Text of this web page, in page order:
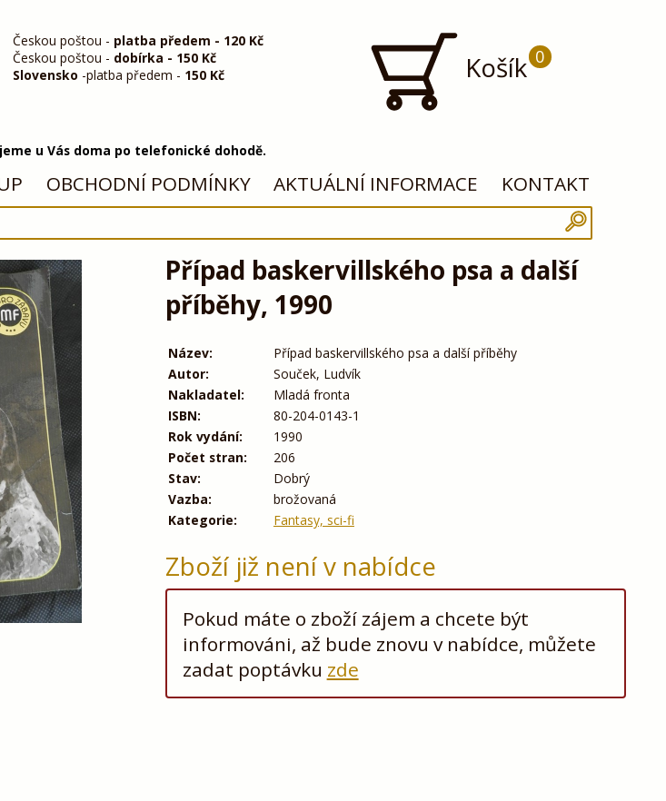
Českou poštou - platba předem - 120 Kč
Českou poštou - dobírka - 150 Kč
Slovensko -platba předem - 150 Kč Košík 0
u Vás doma po telefonické dohodě.
OBCHODNÍ PODMÍNKY AKTUÁLNÍ INFORMACE KONTAKT
Případ baskervillského psa a další
příběhy, 1990
Název:
Případ baskervillského psa a další příběhy
Autor:
Souček, Ludvík
Nakladatel:
Mladá fronta
ISBN:
80-204-0143-1
Rok vydání:
1990
Počet stran:
206
Stav:
Dobrý
Vazba:
brožovaná
Kategorie:
Fantasy, sci-fi
Zboží již není v nabídce
Pokud máte o zboží zájem a chcete být
informováni, až bude znovu v nabídce, můžete
zadat poptávku zde